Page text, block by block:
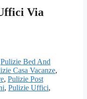
Via
Pulizie Bed And
Casa Vacanze,
, Pulizie Post
, Pulizie Uffici,